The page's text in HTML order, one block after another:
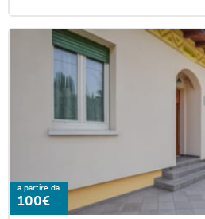
a partire da
100€